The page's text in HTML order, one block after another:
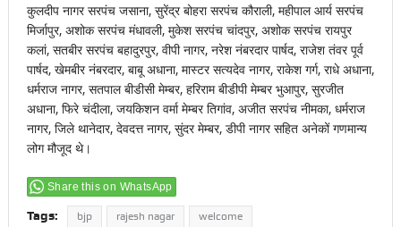
कुलदीप नागर सरपंच जसाना, सुरेंद्र बोहरा सरपंच कौराली, महीपाल आर्य सरपंच
मिर्जापुर, अशोक सरपंच मंधावली, मुकेश सरपंच चांदपुर, अशोक सरपंच रायपुर
कलां, सतबीर सरपंच बहादुरपुर, वीपी नागर, नरेश नंबरदार पार्षद, राजेश तंवर पूर्व
पार्षद, खेमबीर नंबरदार, बाबू अधाना, मास्टर सत्यदेव नागर, राकेश गर्ग, राधे अधाना,
धर्मराज नागर, सतपाल बीडीसी मेम्बर, हरिराम बीडीपी मेम्बर भुआपुर, सुरजीत
अधाना, फिरे चंदीला, जयकिशन वर्मा मेम्बर तिगांव, अजीत सरपंच नीमका, धर्मराज
नागर, जिले थानेदार, देवदत्त नागर, सुंदर मेम्बर, डीपी नागर सहित अनेकों गणमान्य
लोग मौजूद थे।
Share this on WhatsApp
Tags: bjp rajesh nagar welcome